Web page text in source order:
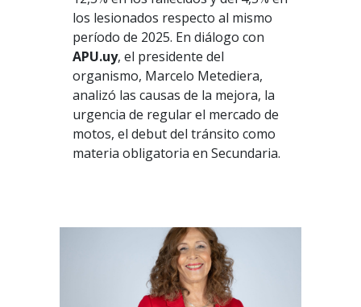
los lesionados respecto al mismo
período de 2025. En diálogo con
APU.uy, el presidente del
organismo, Marcelo Metediera,
analizó las causas de la mejora, la
urgencia de regular el mercado de
motos, el debut del tránsito como
materia obligatoria en Secundaria.